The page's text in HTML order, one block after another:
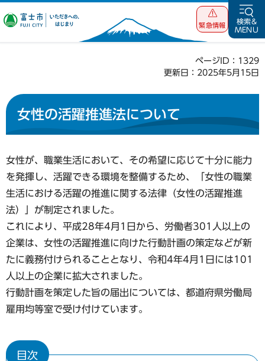
富士市 いただ
緊急情報
検索&
MENU
ページID：1329
更新日：2025年5月15日
女性の活躍推進法について
女性が、職業生活において、その希望に応じて十分に能力
を発揮し、活躍できる環境を整備するため、「女性の職業
生活における活躍の推進に関する法律（女性の活躍推進
法）」が制定されました。
これにより、平成28年4月1日から、労働者301人以上の
企業は、女性の活躍推進に向けた行動計画の策定などが新
たに義務付けられることとなり、令和4年4月1日には101
人以上の企業に拡大されました。
行動計画を策定した旨の届出については、都道府県労働局
雇用均等室で受け付けています。
目次